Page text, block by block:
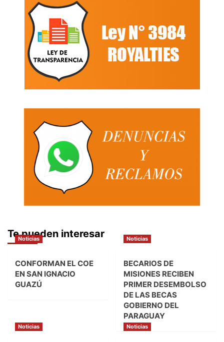
Te pueden interesar
Noticias
CONFORMAN EL COE
EN SAN IGNACIO
GUAZÚ
Noticias
BECARIOS DE
MISIONES RECIBEN
PRIMER DESEMBOLSO
DE LAS BECAS
GOBIERNO DEL
PARAGUAY
Noticias Noticias